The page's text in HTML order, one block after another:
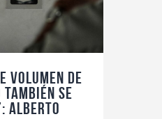
volumen de
se
Alberto